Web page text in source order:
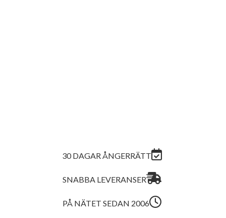
30 DAGAR ÅNGERRÄTT
SNABBA LEVERANSER
PÅ NÄTET SEDAN 2006